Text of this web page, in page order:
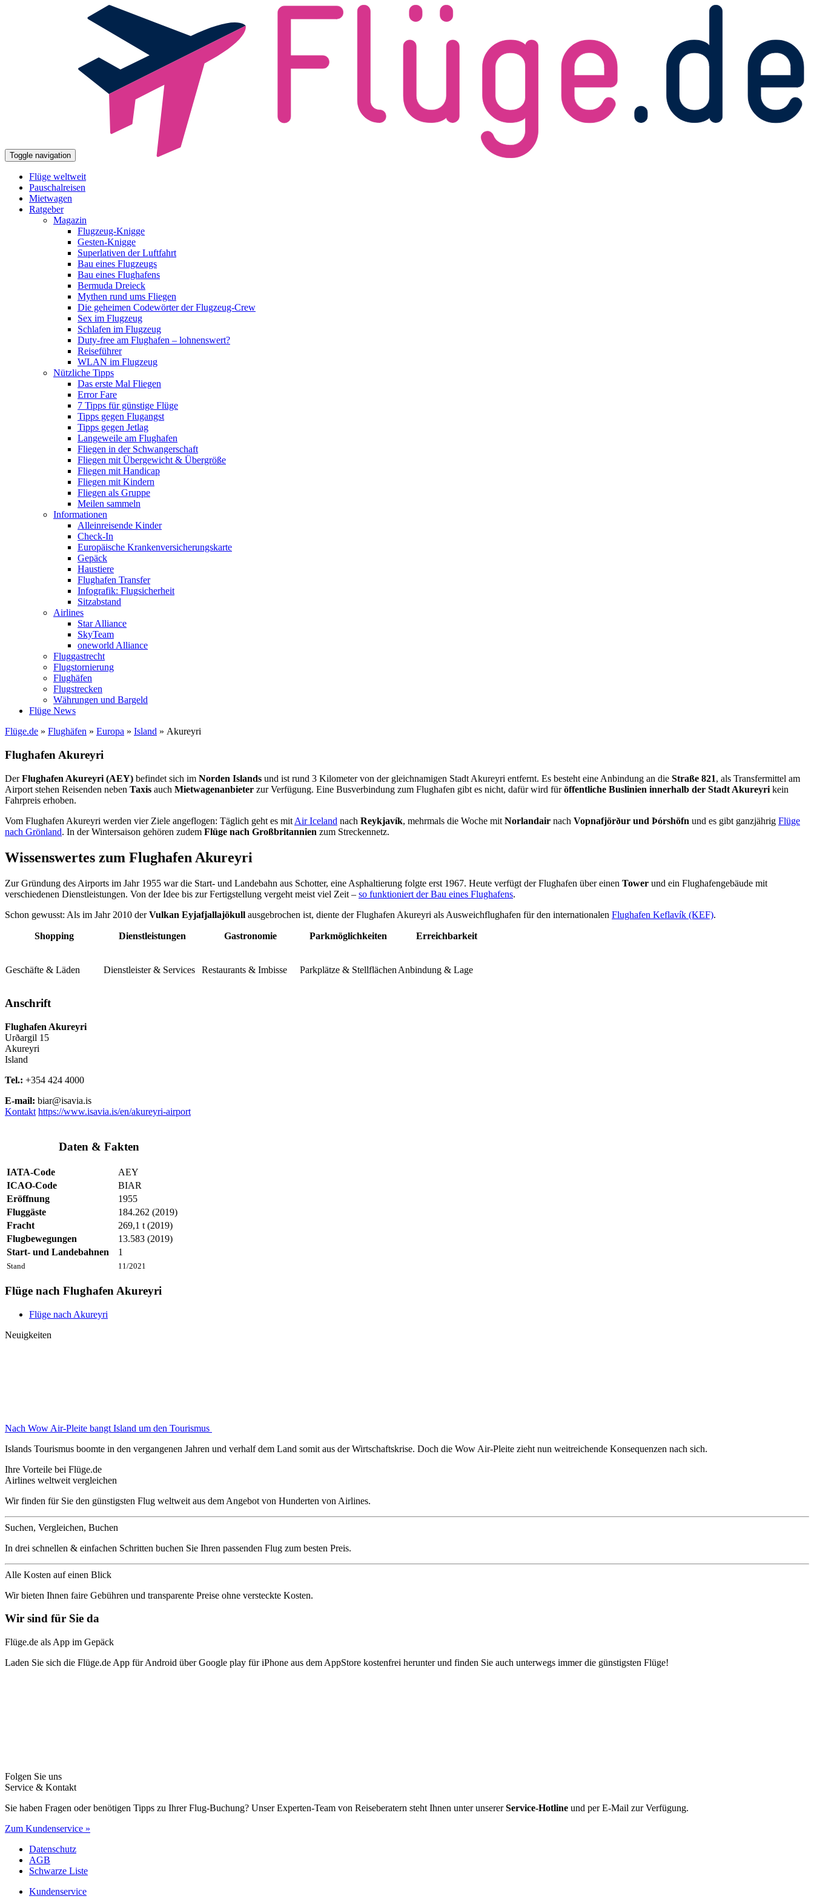
Toggle navigation
Flüge weltweit
Pauschalreisen
Mietwagen
Ratgeber
Magazin
Flugzeug-Knigge
Gesten-Knigge
Superlativen der Luftfahrt
Bau eines Flugzeugs
Bau eines Flughafens
Bermuda Dreieck
Mythen rund ums Fliegen
Die geheimen Codewörter der Flugzeug-Crew
Sex im Flugzeug
Schlafen im Flugzeug
Duty-free am Flughafen – lohnenswert?
Reiseführer
WLAN im Flugzeug
Nützliche Tipps
Das erste Mal Fliegen
Error Fare
7 Tipps für günstige Flüge
Tipps gegen Flugangst
Tipps gegen Jetlag
Langeweile am Flughafen
Fliegen in der Schwangerschaft
Fliegen mit Übergewicht & Übergröße
Fliegen mit Handicap
Fliegen mit Kindern
Fliegen als Gruppe
Meilen sammeln
Informationen
Alleinreisende Kinder
Check-In
Europäische Krankenversicherungskarte
Gepäck
Haustiere
Flughafen Transfer
Infografik: Flugsicherheit
Sitzabstand
Airlines
Star Alliance
SkyTeam
oneworld Alliance
Fluggastrecht
Flugstornierung
Flughäfen
Flugstrecken
Währungen und Bargeld
Flüge News
Flüge.de » Flughäfen » Europa » Island » Akureyri
Flughafen Akureyri
DerFlughafen Akureyri (AEY) befindet sich im Norden Islands und ist rund 3 Kilometer von der gleichnamigen Stadt Akureyri entfernt. Es besteht eine Anbindung an die Straße 821, als Transfermittel am
Airport stehen Reisenden neben Taxis auch Mietwagenanbieter zur Verfügung. Eine Busverbindung zum Flughafen gibt es nicht, dafür wird füröffentliche Buslinien innerhalb der Stadt Akureyri kein
Fahrpreis erhoben.
Vom Flughafen Akureyri werden vier Ziele angeflogen: Täglich geht es mit Air Iceland nach Reykjavík, mehrmals die Woche mit Norlandair nach Vopnafjörður und Þórshöfn und es gibt ganzjährig Flüge
nach Grönland. In der Wintersaison gehören zudem Flüge nach Großbritannien zum Streckennetz.
Wissenswertes zum Flughafen Akureyri
Zur Gründung des Airports im Jahr 1955 war die Start- und Landebahn aus Schotter, eine Asphaltierung folgte erst 1967. Heute verfügt der Flughafen über einen Tower und ein Flughafengebäude mit
verschiedenen Dienstleistungen. Von der Idee bis zur Fertigstellung vergeht meist viel Zeit – so funktioniert der Bau eines Flughafens.
Schon gewusst: Als im Jahr 2010 derVulkan Eyjafjallajökull ausgebrochen ist, diente der Flughafen Akureyri als Ausweichflughafen für den internationalen Flughafen Keflavík (KEF).
Shopping Dienstleistungen Gastronomie Parkmöglichkeiten Erreichbarkeit
Geschäfte & Läden Dienstleister & Services Restaurants & Imbisse Parkplätze & Stellflächen Anbindung & Lage
Anschrift
Flughafen Akureyri
Urðargil 15
Akureyri
Island
Tel.: +354 424 4000
E-mail: biar@isavia.is
Kontakt https://www.isavia.is/en/akureyri-airport
Daten & Fakten
Stand 11/2021
IATA-Code
AEY
ICAO-Code
BIAR
Eröffnung
1955
Fluggäste
184.262 (2019)
Fracht
269,1 t (2019)
Flugbewegungen
13.583 (2019)
Start- und Landebahnen
1
Flüge nach Flughafen Akureyri
Flüge nach Akureyri
Neuigkeiten
Nach Wow Air-Pleite bangt Island um den Tourismus
Islands Tourismus boomte in den vergangenen Jahren und verhalf dem Land somit aus der Wirtschaftskrise. Doch die Wow Air-Pleite zieht nun weitreichende Konsequenzen nach sich.
Ihre Vorteile bei Flüge.de
Airlines weltweit vergleichen
Wir finden für Sie den günstigsten Flug weltweit aus dem Angebot von Hunderten von Airlines.
Suchen, Vergleichen, Buchen
In drei schnellen & einfachen Schritten buchen Sie Ihren passenden Flug zum besten Preis.
Alle Kosten auf einen Blick
Wir bieten Ihnen faire Gebühren und transparente Preise ohne versteckte Kosten.
Wir sind für Sie da
Flüge.de als App im Gepäck
Laden Sie sich die Flüge.de App für Android über Google play für iPhone aus dem AppStore kostenfrei herunter und finden Sie auch unterwegs immer die günstigsten Flüge!
Folgen Sie uns
Service & Kontakt
Sie haben Fragen oder benötigen Tipps zu Ihrer Flug-Buchung? Unser Experten-Team von Reiseberatern steht Ihnen unter unsererService-Hotline und per E-Mail zur Verfügung.
Zum Kundenservice »
Datenschutz
AGB
Schwarze Liste
Kundenservice